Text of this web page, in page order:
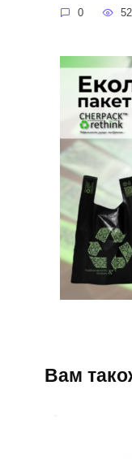
0 52
Вам